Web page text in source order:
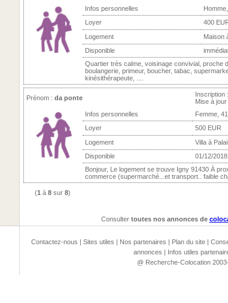
Infos personnelles
Loyer
400
Logement
Maison
Disponible
Quartier très calme, voisinage convivial, proche
boulangerie, primeur, boucher, tabac,
kinésithérapeute, ....
Prénom : da ponte
Inscription
Mise à
Infos personnelles
Femme,
Loyer
500 EUR
Logement
Villa à
Disponible
01/12/2018
Bonjour, Le logement se trouve Igny 91430 À
commerce (supermarché...et transport.. faible
(1 à 8 sur 8)
Consulter toutes nos annonces de
Contactez-nous | Sites utiles | Nos partenaires | Plan du site|
annonces | Infos utiles
@ Recherche-Colocation